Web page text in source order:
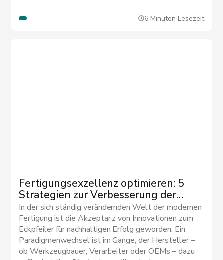
6 Minuten Lesezeit
Fertigungsexzellenz optimieren: 5
Strategien zur Verbesserung der
Werkzeugressourcen
In der sich ständig verändernden Welt der modernen
Fertigung ist die Akzeptanz von Innovationen zum
Eckpfeiler für nachhaltigen Erfolg geworden. Ein
Paradigmenwechsel ist im Gange, der Hersteller –
ob Werkzeugbauer, Verarbeiter oder OEMs – dazu